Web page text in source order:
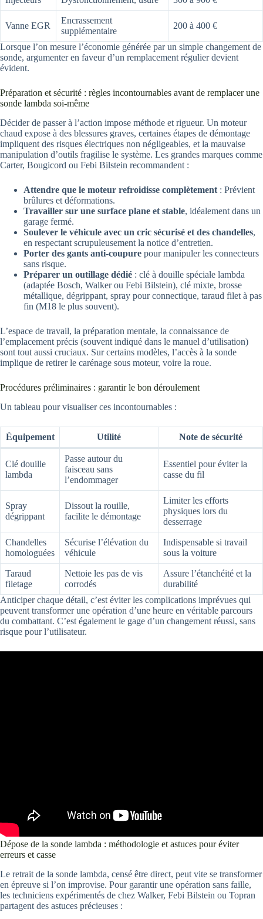
Vanne EGR
Encrassement
supplémentaire
200 à 400 €
Lorsque l’on mesure l’économie générée par un simple changement de
sonde, argumenter en faveur d’un remplacement régulier devient
évident.
Préparation et sécurité : règles incontournables avant de remplacer une
sonde lambda soi-même
Décider de passer à l’action impose méthode et rigueur. Un moteur
chaud expose à des blessures graves, certaines étapes de démontage
impliquent des risques électriques non négligeables, et la mauvaise
manipulation d’outils fragilise le système. Les grandes marques comme
Carter, Bougicord ou Febi Bilstein recommandent :
Attendre que le moteur refroidisse complètement : Prévient
brûlures et déformations.
Travailler sur une surface plane et stable, idéalement dans un
garage fermé.
Soulever le véhicule avec un cric sécurisé et des chandelles,
en respectant scrupuleusement la notice d’entretien.
Porter des gants anti-coupure pour manipuler les connecteurs
sans risque.
Préparer un outillage dédié : clé à douille spéciale lambda
(adaptée Bosch, Walker ou Febi Bilstein), clé mixte, brosse
métallique, dégrippant, spray pour connectique, taraud filet à pas
fin (M18 le plus souvent).
L’espace de travail, la préparation mentale, la connaissance de
l’emplacement précis (souvent indiqué dans le manuel d’utilisation)
sont tout aussi cruciaux. Sur certains modèles, l’accès à la sonde
implique de retirer le carénage sous moteur, voire la roue.
Procédures préliminaires : garantir le bon déroulement
Un tableau pour visualiser ces incontournables :
Équipement Utilité Note de sécurité
Clé douille
lambda
Passe autour du
faisceau sans
l’endommager
Essentiel pour éviter la
casse du fil
Spray
dégrippant
Dissout la rouille,
facilite le démontage
Limiter les efforts
physiques lors du
desserrage
Chandelles
homologuées
Sécurise l’élévation du
véhicule
Indispensable si travail
sous la voiture
Taraud
filetage
Nettoie les pas de vis
corrodés
Assure l’étanchéité et la
durabilité
Anticiper chaque détail, c’est éviter les complications imprévues qui
peuvent transformer une opération d’une heure en véritable parcours
du combattant. C’est également le gage d’un changement réussi, sans
risque pour l’utilisateur.
Dépose de la sonde lambda : méthodologie et astuces pour éviter
erreurs et casse
Le retrait de la sonde lambda, censé être direct, peut vite se transformer
en épreuve si l’on improvise. Pour garantir une opération sans faille,
les techniciens expérimentés de chez Walker, Febi Bilstein ou Topran
partagent des astuces précieuses :